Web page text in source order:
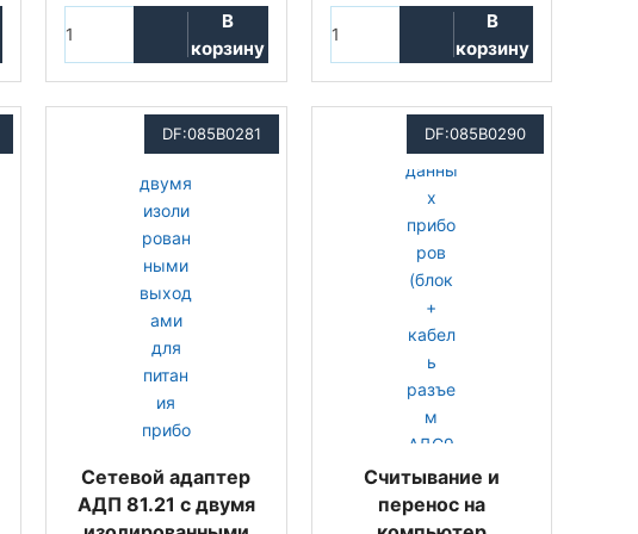
В
корзину
В
корзину
DF:085B0281
Сетевой адаптер
АДП 81.21 с двумя
DF:085B0290
Считывание и
перенос на